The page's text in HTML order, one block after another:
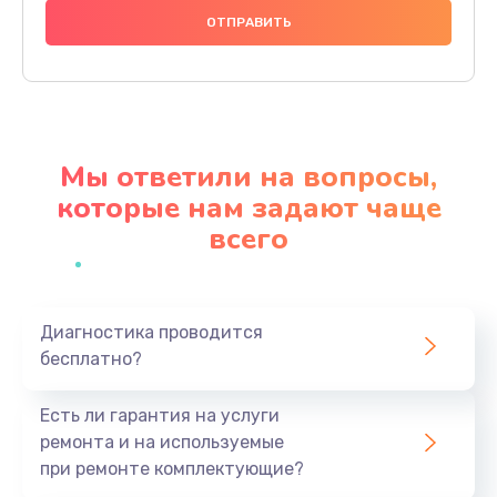
Замена камеры позиционирования
500 руб.
Заказать
500 руб.
Заказать
Заказать
500 руб.
Заказать
Мы ответили на вопросы,
которые нам задают чаще
всего
Диагностика проводится
бесплатно?
Есть ли гарантия на услуги
ремонта и на используемые
при ремонте комплектующие?